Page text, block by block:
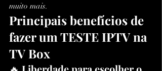
muito mais.
Principais benefícios de
fazer um TESTE IPTV na
TV Box